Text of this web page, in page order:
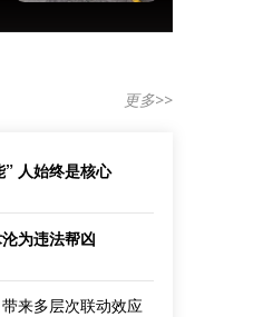
更多>>
人始终是核心
为违法帮凶
来多层次联动效应